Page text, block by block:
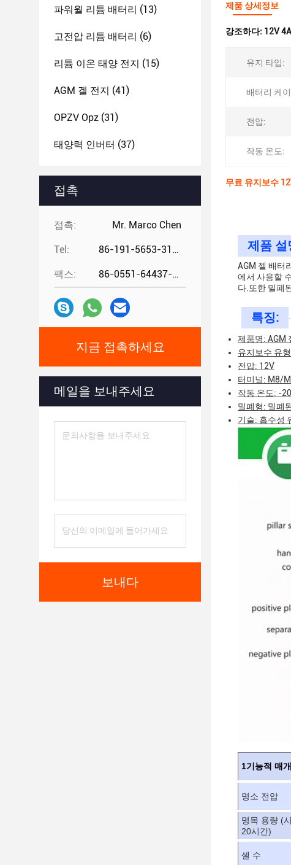
파워월 리튬 배터리 (13)
고전압 리튬 배터리 (6)
리튬 이온 태양 전지 (15)
AGM 겔 전지 (41)
OPZV Opz (31)
태양력 인버터 (37)
접촉
접촉: Mr. Marco Chen
Tel: 86-191-5653-3194
팩스: 86-0551-64437-729
지금 접촉하세요
메일을 보내주세요
보내다
제품 상세정보
강조하다: 12V
유지 타입:
배터리 케
전압:
작동 온도:
무료 유지보수
제품 설
AGM 젤 배터
에서 사용할
다.또한 밀폐
특징:
제품명: AGM
유지보수 유
전압: 12V
터미널: M8/
작동 온도: -
밀폐형: 밀폐
기술: 흡수성
1기능적 매
명소 전압
명목 용량 (
20시간)
셀 수